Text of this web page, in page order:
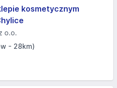
kosmetycznym
o.o.
- 28km)